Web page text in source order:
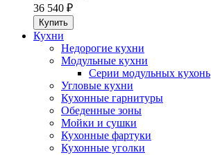
36 540 ₽
Кухни
Недорогие кухни
Модульные кухни
Серии модульных кухонь
Угловые кухни
Кухонные гарнитуры
Обеденные зоны
Мойки и сушки
Кухонные фартуки
Кухонные уголки